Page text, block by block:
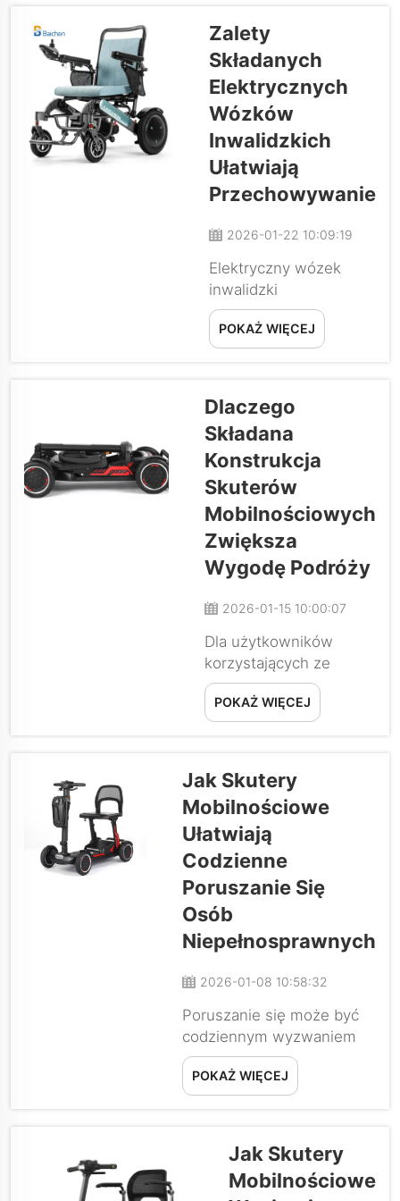
sobie pozwolić.
Rzeczywistość jednak
się zmieniła. Nowe
trendy w technologii
baterii, materiałach
konstrukcyjnych ramy
oraz projektowaniu
powodują obniżenie
cen przy jednoczesnym
i niezawodności...
Zalety
Składanych
Elektrycznych
Wózków
Inwalidzkich
Ułatwiają
Przechowywanie
2026-01-22 10:09:19
Elektryczny wózek
inwalidzki
zrewolucjonizował
mobilność osób
pozbawionych siły lub
łatwość
przechowywania
elektrycznego wózka
inwalidzkiego to często
pomijana zaleta, którą
można uzyskać dzięki
nowoczesnym
konstrukcjom
elektrycznych wózków
POKAŻ WIĘCEJ
Dlaczego
Składana
Konstrukcja
Skuterów
Mobilnościowych
Zwiększa
Wygodę Podróży
2026-01-15 10:00:07
Dla użytkowników
korzystających ze
skutera
mobilnościowego w
codziennych podróżach
móc przewozić skuter
samochodem, metrem
lub samolotem, co jego
wydajność na drodze.
Nieskładany, sztywny
skuter może być...
POKAŻ WIĘCEJ
Jak Skutery
Mobilnościowe
Ułatwiają
Codzienne
Poruszanie Się
Osób
Niepełnosprawnych
2026-01-08 10:58:32
Poruszanie się może być
codziennym wyzwaniem
dla osób z
niepełnosprawnością
ruchową; niektórzy nie są
długich odległości pieszo,
szybko męczą się podczas
chodzenia po krótkich
POKAŻ WIĘCEJ
Jak Skutery
Mobilnościowe